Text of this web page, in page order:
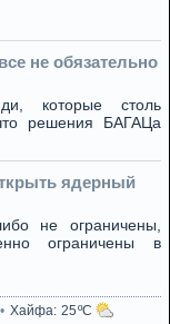
не обязательно
которые столь
решения БАГАЦа
ядерный
не ограничены,
ограничены в
Хайфа 25